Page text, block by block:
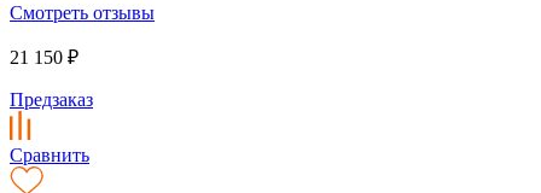
Смотреть отзывы
21 150 ₽
Предзаказ
Сравнить